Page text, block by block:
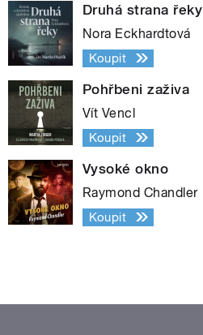
Druhá strana řeky
Nora Eckhardtová
Koupit
Pohřbeni zaživa
Vít Vencl
Koupit
Vysoké okno
Raymond Chandler
Koupit